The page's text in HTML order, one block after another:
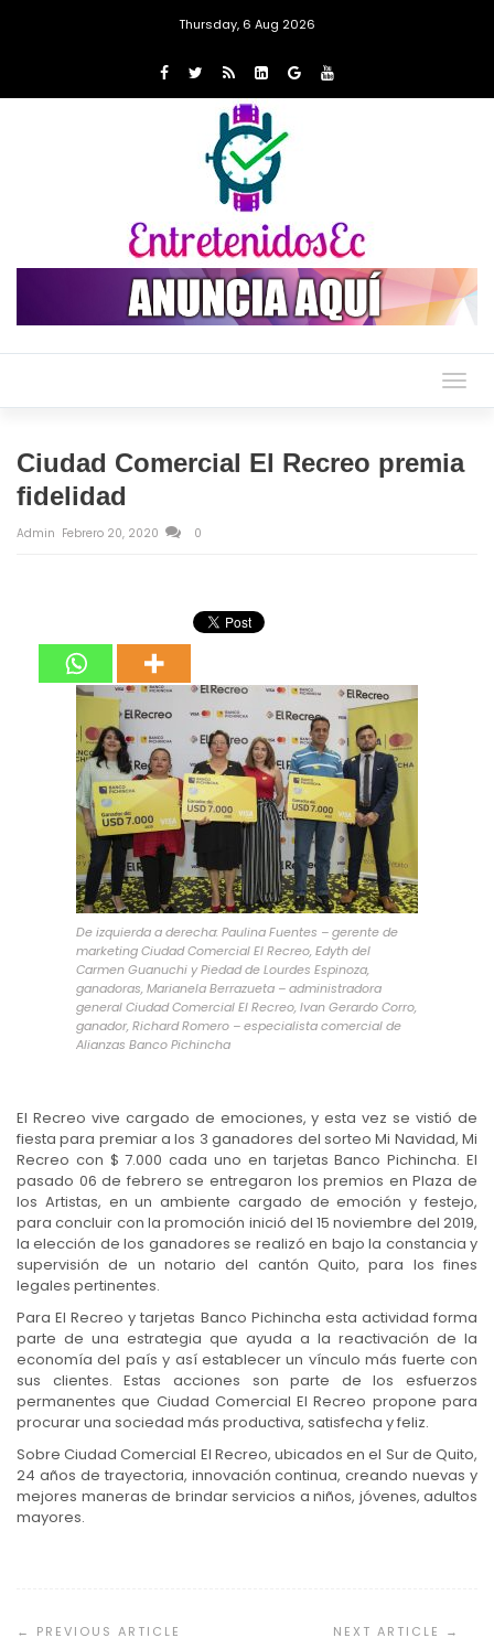
Thursday, 6 Aug 2026
Ciudad Comercial El Recreo premia
fidelidad
Admin Febrero 20, 2020 0
De izquierda a derecha: Paulina Fuentes – gerente de
marketing Ciudad Comercial El Recreo, Edyth del
Carmen Guanuchi y Piedad de Lourdes Espinoza,
ganadoras, Marianela Berrazueta – administradora
general Ciudad Comercial El Recreo, Ivan Gerardo Corro,
ganador, Richard Romero – especialista comercial de
Alianzas Banco Pichincha
El Recreo vive cargado de emociones, y esta vez se vistió de
fiesta para premiar a los 3 ganadores del sorteo Mi Navidad, Mi
Recreo con $ 7.000 cada uno en tarjetas Banco Pichincha. El
pasado 06 de febrero se entregaron los premios en Plaza de
los Artistas, en un ambiente cargado de emoción y festejo,
para concluir con la promoción inició del 15 noviembre del 2019,
la elección de los ganadores se realizó en bajo la constancia y
supervisión de un notario del cantón Quito, para los fines
legales pertinentes.
Para El Recreo y tarjetas Banco Pichincha esta actividad forma
parte de una estrategia que ayuda a la reactivación de la
economía del país y así establecer un vínculo más fuerte con
sus clientes. Estas acciones son parte de los esfuerzos
permanentes que Ciudad Comercial El Recreo propone para
procurar una sociedad más productiva, satisfecha y feliz.
Sobre Ciudad Comercial El Recreo, ubicados en el Sur de Quito,
24 años de trayectoria, innovación continua, creando nuevas y
mejores maneras de brindar servicios a niños, jóvenes, adultos
mayores.
de